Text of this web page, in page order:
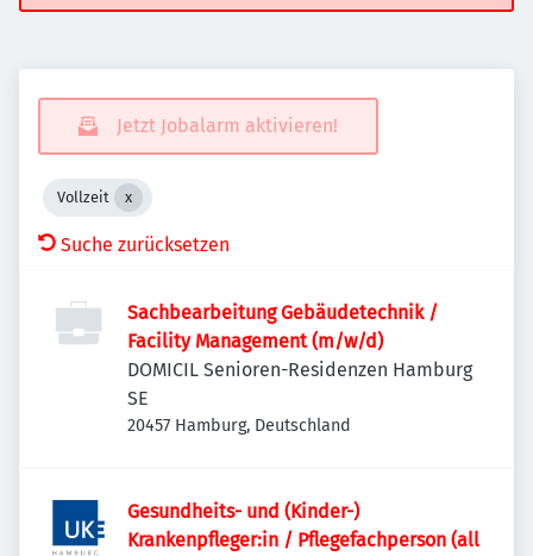
Jetzt Jobalarm aktivieren!
Vollzeit
Suche zurücksetzen
Sachbearbeitung Gebäudetechnik /
Facility Management (m/w/d)
DOMICIL Senioren-Residenzen Hamburg
SE
20457 Hamburg, Deutschland
Gesundheits- und (Kinder-)
Krankenpfleger:in / Pflegefachperson (all